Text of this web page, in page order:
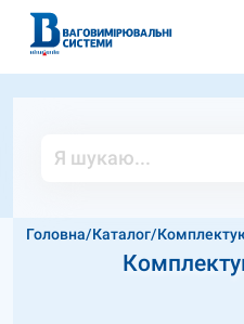
Головна/Каталог/